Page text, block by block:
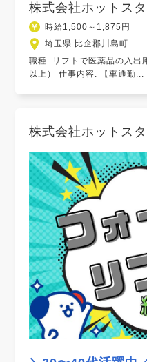
株式会社ホットス
時給1,500～1,875円
埼玉県 比企郡川島町
職種: リフトで医薬品の入出
以上） 仕事内容: 【車通勤...
株式会社ホットス